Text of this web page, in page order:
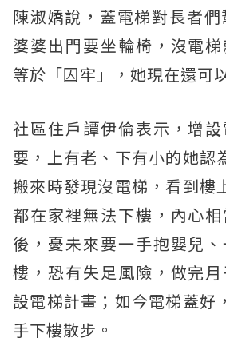
陳淑嬌說，蓋電梯對長者
婆婆出門要坐輪椅，沒電梯
等於「囚牢」，她現在還可
社區住戶譚伊倫表示，增
要，上有老、下有小的她認
搬來時發現沒電梯，看到樓
都在家裡無法下樓，內心
後，憂未來要一手抱嬰兒
樓，恐有失足風險，做完
設電梯計畫；如今電梯蓋好
手下樓散步。